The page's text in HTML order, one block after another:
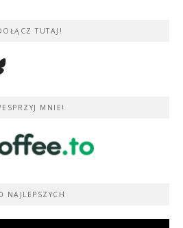
TUTAJ!
MNIE!
NAJLEPSZYCH